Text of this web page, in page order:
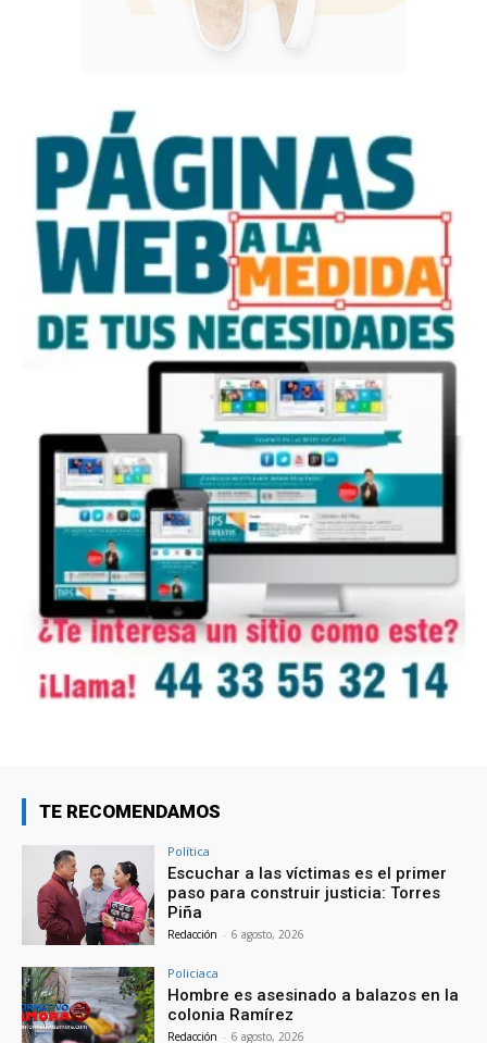
TE RECOMENDAMOS
Política
Escuchar a las víctimas es el primer
paso para construir justicia: Torres
Piña
Redacción - 6 agosto, 2026
Policiaca
Hombre es asesinado a balazos en la
colonia Ramírez
Redacción - 6 agosto, 2026